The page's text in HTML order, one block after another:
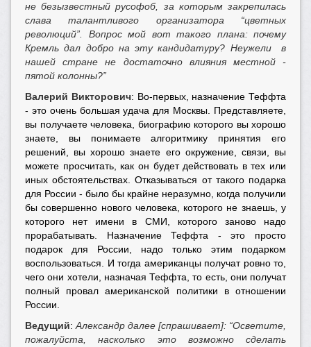
не безызвестный русофоб, за которым закрепилась
слава талантливого организатора “цветных
революций”. Вопрос мой вот такого плана: почему
Кремль дал добро на эту кандидатуру? Неужели в
нашей стране не достаточно влияния местной -
пятой колонны?”
Валерий Викторович: Во-первых, назначение Теффта
- это очень большая удача для Москвы. Представляете,
вы получаете человека, биографию которого вы хорошо
знаете, вы понимаете алгоритмику принятия его
решений, вы хорошо знаете его окружение, связи, вы
можете просчитать, как он будет действовать в тех или
иных обстоятельствах. Отказываться от такого подарка
для России - было бы крайне неразумно, когда получили
бы совершенно нового человека, которого не знаешь, у
которого нет имени в СМИ, которого заново надо
прорабатывать. Назначение Теффта - это просто
подарок для России, надо только этим подарком
воспользоваться. И тогда американцы получат ровно то,
чего они хотели, назначая Теффта, то есть, они получат
полный провал американской политики в отношении
России.
Ведущий: Александр далее [спрашивает]: “Осветите,
пожалуйста, насколько это возможно сделать